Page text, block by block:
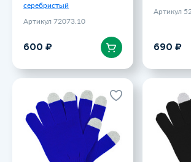
серебристый
Артикул 72073.10
600 ₽В корзину
Артикул
690 ₽В
Перчатки сенсорные Real
Talk, синие
Артикул 52802.40
690 ₽